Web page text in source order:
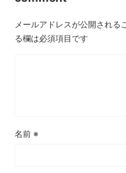
メールアドレスが公開される
る欄は必須項目です
名前 ※